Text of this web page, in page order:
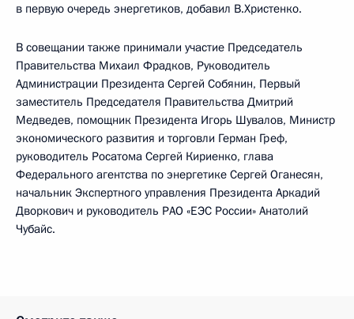
в первую очередь энергетиков, добавил В.Христенко.
В совещании также принимали участие Председатель
Правительства Михаил Фрадков, Руководитель
Администрации Президента Сергей Собянин, Первый
заместитель Председателя Правительства Дмитрий
Медведев, помощник Президента Игорь Шувалов, Министр
экономического развития и торговли Герман Греф,
руководитель Росатома Сергей Кириенко, глава
Федерального агентства по энергетике Сергей Оганесян,
начальник Экспертного управления Президента Аркадий
Дворкович и руководитель РАО «ЕЭС России» Анатолий
Чубайс.